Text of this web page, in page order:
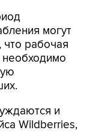
могут
рабочая
необходимо
и
Wildberries,